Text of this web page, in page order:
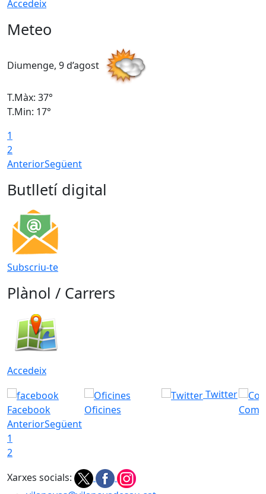
Accedeix
Meteo
Diumenge, 9 d’agost
T.Màx: 37°
T.Min: 17°
1
2
AnteriorSegüent
Butlletí digital
Subscriu-te
Plànol / Carrers
Accedeix
Facebook Oficines
Twitter
Com
AnteriorSegüent
1
2
Xarxes socials: